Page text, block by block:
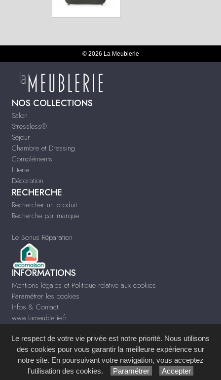
© 2026 La Meublerie
NOS COLLECTIONS
Salon
Stressless®
Séjour
Chambre et Dressing
Compléments
Literie
Décoration
RECHERCHE
Rechercher un produit
Recherche par marque
Le Bonus Réparation
INFORMATIONS
Mentions légales et Politique relative aux cookies
Paramétrer les cookies
Infos & Contact
www.lameublerie.fr
Site réalisé avec leSystème de Gestion de Contenu (SGC)imagenia, créé et
développé en France parmémoire d'images.
Le respect de votre vie privée est notre priorité. Nous utilisons
des cookies pour vous garantir la meilleure expérience sur
notre site. En poursuivant votre navigation, vous acceptez
l’utilisation des cookies.
Paramétrer Accepter